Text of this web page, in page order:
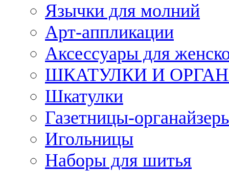
Язычки для молний
Арт-аппликации
Аксессуары для
ШКАТУЛКИ И
Шкатулки
Газетницы-
Игольницы
Наборы для шитья